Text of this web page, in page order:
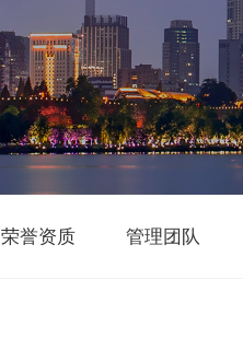
荣誉资质 管理团队